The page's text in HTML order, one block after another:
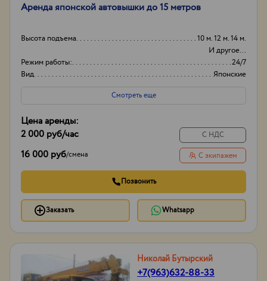
Аpенда японской aвтовышки дo 15 метрoв
Высота подъема
10 м. 12 м. 14 м.
И другое...
Режим работы:
24/7
Вид
Японские
Высота вышки
15м
Смотреть еще
Цена аренды:
2 000 руб/час
16 000 руб/смена
С НДС
С экипажем
Позвонить
Заказать Whatsapp
Николай Бутырский
+7(963)632-88-33